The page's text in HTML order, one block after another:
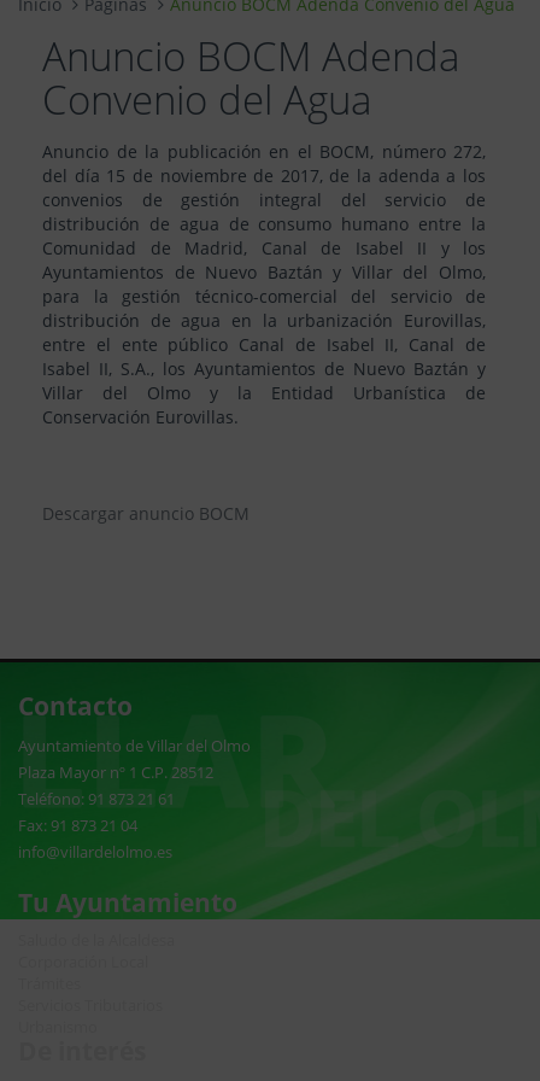
Inicio Páginas Anuncio BOCM Adenda Convenio del Agua
Anuncio BOCM Adenda
Convenio del Agua
Anuncio de la publicación en el BOCM, número 272,
del día 15 de noviembre de 2017, de la adenda a los
convenios de gestión integral del servicio de
distribución de agua de consumo humano entre la
Comunidad de Madrid, Canal de Isabel II y los
Ayuntamientos de Nuevo Baztán y Villar del Olmo,
para la gestión técnico-comercial del servicio de
distribución de agua en la urbanización Eurovillas,
entre el ente público Canal de Isabel II, Canal de
Isabel II, S.A., los Ayuntamientos de Nuevo Baztán y
Villar del Olmo y la Entidad Urbanística de
Conservación Eurovillas.
Descargar anuncio BOCM
Contacto
Ayuntamiento de Villar del Olmo
Plaza Mayor nº 1 C.P. 28512
Teléfono: 91 873 21 61
Fax: 91 873 21 04
info@villardelolmo.es
Tu Ayuntamiento